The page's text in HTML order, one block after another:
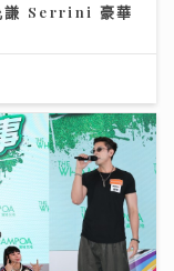
謙 Serrini 豪華